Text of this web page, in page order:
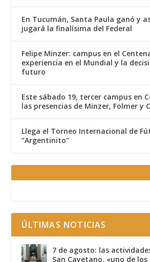
En Tucumán, Santa Paula ganó y
jugará la finalísima del Federal
Felipe Minzer: campus en el
experiencia en el Mundial y la
futuro
Este sábado 19, tercer campus en
las presencias de Minzer, Folmer y
Llega el Torneo Internacional de
“Argentinito”
ÚLTIMAS NOTICIAS
7 de agosto: las
San Cayetano, «uno de